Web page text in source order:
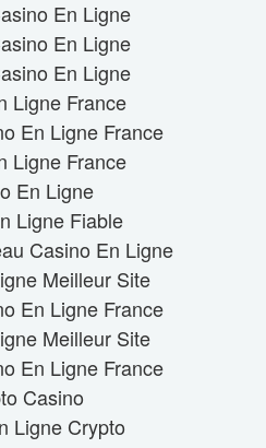
En Ligne
En Ligne
En Ligne
Ligne France
En Ligne France
Ligne France
En Ligne
Ligne Fiable
Casino En Ligne
Meilleur Site
En Ligne France
Meilleur Site
En Ligne France
Casino
Ligne Crypto